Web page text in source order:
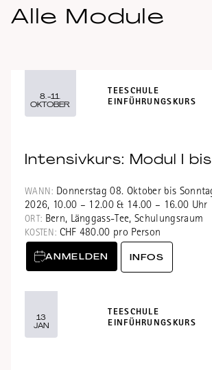
Alle Module
8.-11.
OKTOBER
TEESCHULE
EINFÜHRUNGSKURS
Intensivkurs: Modul I bis
WANN: Donnerstag 08. Oktober bis
2026, 10.00 – 12.00 & 14.00 – 16.00 Uhr
ORT: Bern, Länggass-Tee, Schulungsraum
KOSTEN: CHF 480.00 pro Person
ANMELDEN INFOS
13
JAN
TEESCHULE
EINFÜHRUNGSKURS